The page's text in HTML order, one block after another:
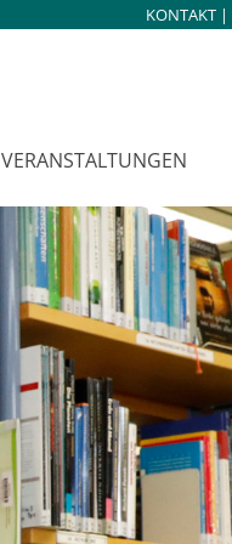
KONTAKT |
VERANSTALTUNGEN